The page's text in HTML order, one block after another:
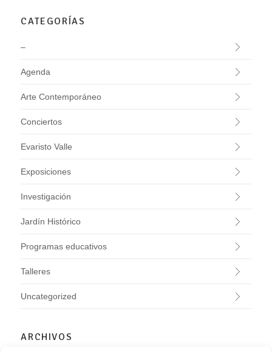
CATEGORÍAS
–
Agenda
Arte Contemporáneo
Conciertos
Evaristo Valle
Exposiciones
Investigación
Jardín Histórico
Programas educativos
Talleres
Uncategorized
ARCHIVOS